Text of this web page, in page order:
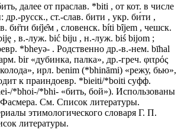
далее от праслав. *biti , от кот. в числе
русск., ст.-слав. бити , укр. би́ти ,
би̏ти би̏jе̑м , словенск. bíti bȋjem , чешск.
, в.-луж. bić biju , н.-луж. biś bijom ;
*bheyǝ- . Родственно др.-в.-нем. bīhal
bir «дубинка, палка», др.-греч. φιτρός
колода», ирл. benim (*bhināmi) «режу, бью»,
к праиндоевр. *bieiti/*boiti суфф.
*bhoi-/*bhi- «бить, бой»). Использованы
См. Список литературы.
этимологического словаря Г. П.
литературы.